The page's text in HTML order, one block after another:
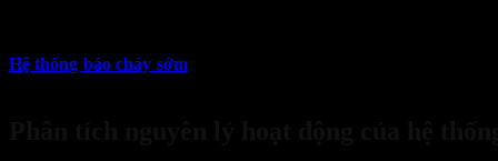
Hệ thống báo cháy sớmđóng vai trò then chốt trong việc phát hiện